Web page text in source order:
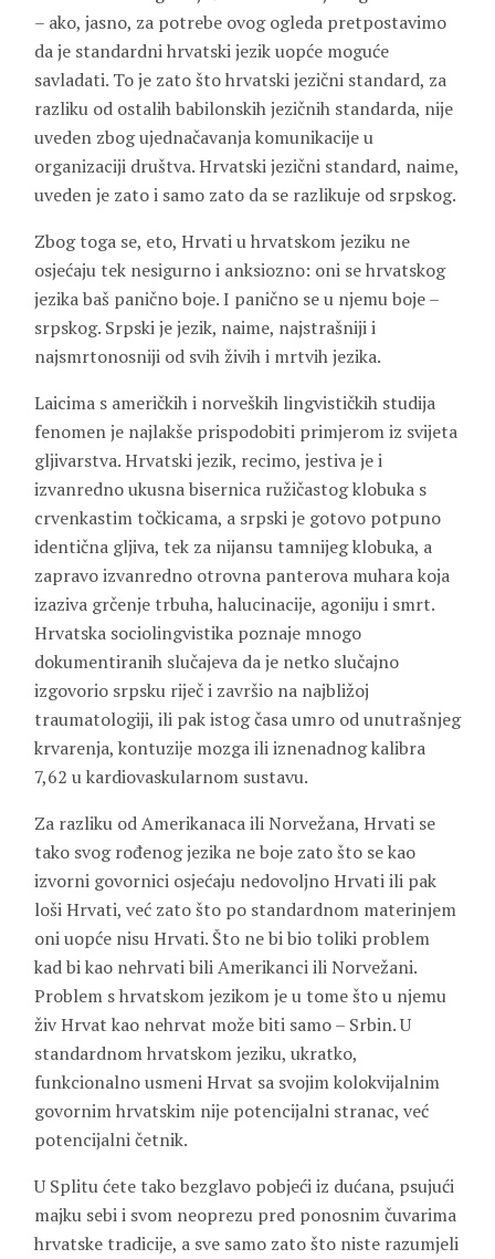
– ako, jasno, za potrebe ovog ogleda pretpostavimo
da je standardni hrvatski jezik uopće moguće
savladati. To je zato što hrvatski jezični standard, za
razliku od ostalih babilonskih jezičnih standarda, nije
uveden zbog ujednačavanja komunikacije u
organizaciji društva. Hrvatski jezični standard, naime,
uveden je zato i samo zato da se razlikuje od srpskog.
Zbog toga se, eto, Hrvati u hrvatskom jeziku ne
osjećaju tek nesigurno i anksiozno: oni se hrvatskog
jezika baš panično boje. I panično se u njemu boje –
srpskog. Srpski je jezik, naime, najstrašniji i
najsmrtonosniji od svih živih i mrtvih jezika.
Laicima s američkih i norveških lingvističkih studija
fenomen je najlakše prispodobiti primjerom iz svijeta
gljivarstva. Hrvatski jezik, recimo, jestiva je i
izvanredno ukusna bisernica ružičastog klobuka s
crvenkastim točkicama, a srpski je gotovo potpuno
identična gljiva, tek za nijansu tamnijeg klobuka, a
zapravo izvanredno otrovna panterova muhara koja
izaziva grčenje trbuha, halucinacije, agoniju i smrt.
Hrvatska sociolingvistika poznaje mnogo
dokumentiranih slučajeva da je netko slučajno
izgovorio srpsku riječ i završio na najbližoj
traumatologiji, ili pak istog časa umro od unutrašnjeg
krvarenja, kontuzije mozga ili iznenadnog kalibra
7,62 u kardiovaskularnom sustavu.
Za razliku od Amerikanaca ili Norvežana, Hrvati se
tako svog rođenog jezika ne boje zato što se kao
izvorni govornici osjećaju nedovoljno Hrvati ili pak
loši Hrvati, već zato što po standardnom materinjem
oni uopće nisu Hrvati. Što ne bi bio toliki problem
kad bi kao nehrvati bili Amerikanci ili Norvežani.
Problem s hrvatskom jezikom je u tome što u njemu
živ Hrvat kao nehrvat može biti samo – Srbin. U
standardnom hrvatskom jeziku, ukratko,
funkcionalno usmeni Hrvat sa svojim kolokvijalnim
govornim hrvatskim nije potencijalni stranac, već
potencijalni četnik.
U Splitu ćete tako bezglavo pobjeći iz dućana, psujući
majku sebi i svom neoprezu pred ponosnim čuvarima
hrvatske tradicije, a sve samo zato što niste razumjeli